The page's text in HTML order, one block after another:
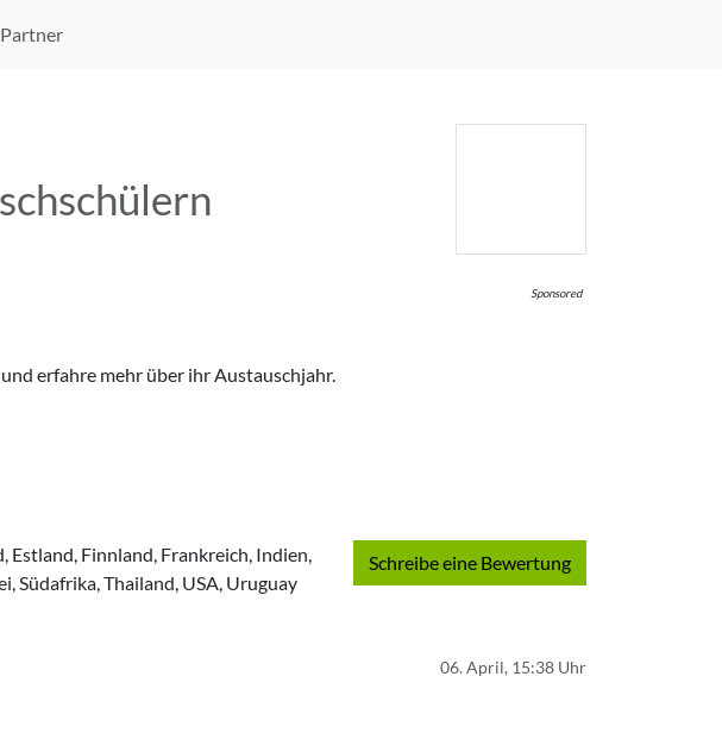
Partner
Sponsored
erfahre mehr über ihr Austauschjahr.
Schreibe eine Bewertung
Estland, Finnland, Frankreich, Indien,
Südafrika, Thailand, USA, Uruguay
06. April, 15:38 Uhr